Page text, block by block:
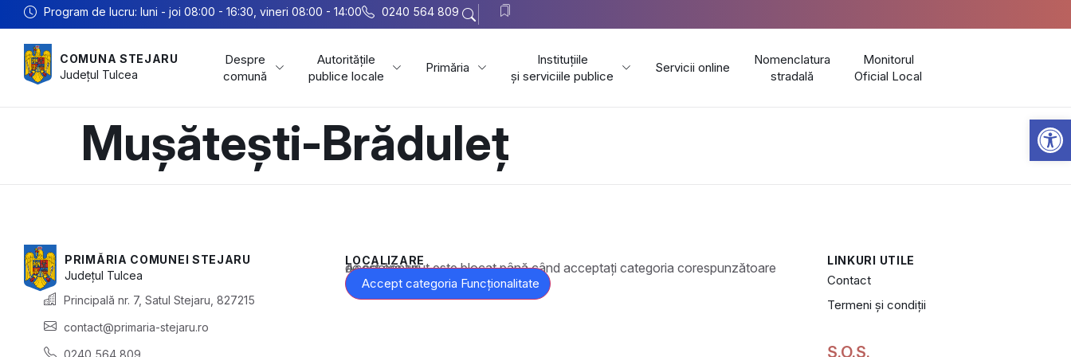
Program de lucru: luni - joi 08:00 - 16:30, vineri 08:00 - 14:00 0240 564 809
COMUNA STEJARU
Județul Tulcea
Despre
comună
Autoritățile
publice locale
Primăria
Instituțiile
și serviciile publice
Servicii online
Nomenclatura
stradală
Monitorul
Oficial Local
Mușătești-Brăduleț
PRIMĂRIA COMUNEI STEJARU
Județul Tulcea
Principală nr. 7, Satul Stejaru, 827215
contact@primaria-stejaru.ro
0240 564 809
LOCALIZARE
Acest conținut este blocat până când acceptați categoria corespunzătoare de cookie-uri.
Accept categoria Funcționalitate
LINKURI UTILE
Contact
Termeni și condiții
S.O.S.